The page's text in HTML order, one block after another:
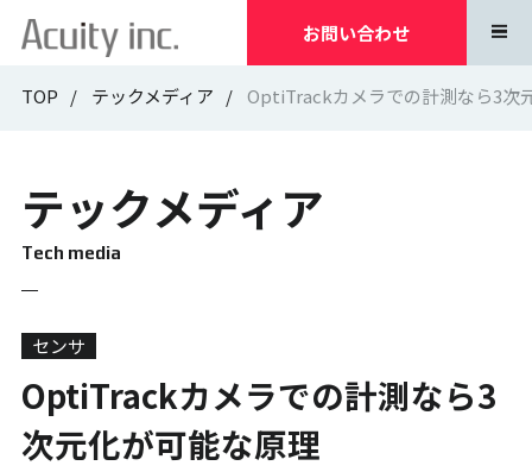
お問い合わせ
TOP テックメディア OptiTrackカメラでの計測なら3次
テックメディア
Tech media
センサ
OptiTrackカメラでの計測なら3
次元化が可能な原理